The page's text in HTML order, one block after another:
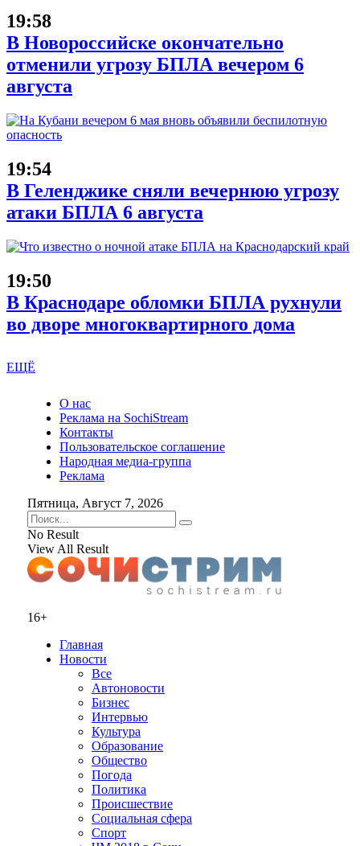
19:58
В Новороссийске окончательно
отменили угрозу БПЛА вечером 6
августа
19:54
В Геленджике сняли вечернюю угрозу
атаки БПЛА 6 августа
19:50
В Краснодаре обломки БПЛА рухнули
во дворе многоквартирного дома
ЕЩЁ
О нас
Реклама на SochiStream
Контакты
Пользовательское соглашение
Народная медиа-группа
Реклама
Пятница, Август 7, 2026
No Result
View All Result
16+
Главная
Новости
Все
Автоновости
Бизнес
Интервью
Культура
Образование
Общество
Погода
Политика
Происшествие
Социальная сфера
Спорт